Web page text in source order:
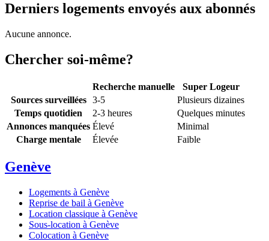
Derniers logements envoyés aux abonnés
Aucune annonce.
Chercher soi-même?
Recherche manuelle
Super Logeur
Sources surveillées
3-5
Plusieurs dizaines
Temps quotidien
2-3 heures
Quelques minutes
Annonces manquées Élevé
Minimal
Charge mentale
Élevée Faible
Genève
Logements à Genève
Reprise de bail à Genève
Location classique à Genève
Sous-location à Genève
Colocation à Genève